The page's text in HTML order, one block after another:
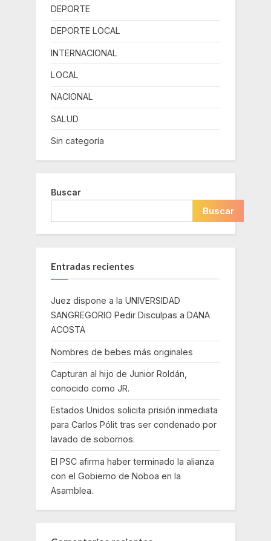
DEPORTE
DEPORTE LOCAL
INTERNACIONAL
LOCAL
NACIONAL
SALUD
Sin categoría
Buscar
Buscar
Entradas recientes
Juez dispone a la UNIVERSIDAD
SANGREGORIO Pedir Disculpas a DANA
ACOSTA
Nombres de bebes más originales
Capturan al hijo de Junior Roldán,
conocido como JR.
Estados Unidos solicita prisión inmediata
para Carlos Pólit tras ser condenado por
lavado de sobornos.
El PSC afirma haber terminado la alianza
con el Gobierno de Noboa en la
Asamblea.